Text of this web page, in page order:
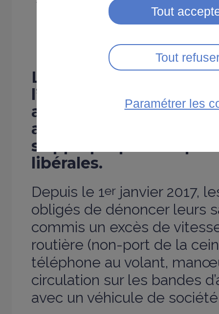
vitesse : les
libérales non
La Cour de Cassation
l’obligation de
ayant commis une
avec un véhicule
s’applique pas aux
libérales.
Depuis le 1er janvier 2017,
obligés de dénoncer leurs
commis un excès de
routière (non-port de la
téléphone au volant,
circulation sur les bandes
avec un véhicule de
Tout
Tout
Paramétrer les